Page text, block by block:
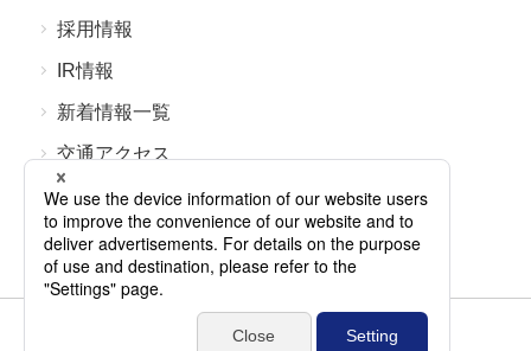
採⽤情報
IR情報
新着情報⼀覧
交通アクセス
よくあるご質問
お問い合わせ
個⼈情報保護⽅針 サイトマップ